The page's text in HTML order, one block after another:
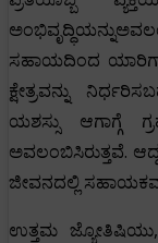
ಸಹಾಯದಿಂದ
ಕ್ಷೇತ್ರವನ್ನು
ಯಶಸ್ಸು ಆಗಾಗ್ಗೆ
ಅವಲಂಬಿಸಿರುತ್ತವೆ.
ಜೀವನದಲ್ಲಿ
ಉತ್ತಮ ಜ್ಯೋತಿಷಿಯು,